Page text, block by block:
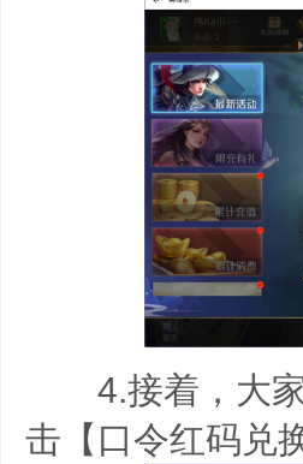
4.接着，大家
击【口令红码兑